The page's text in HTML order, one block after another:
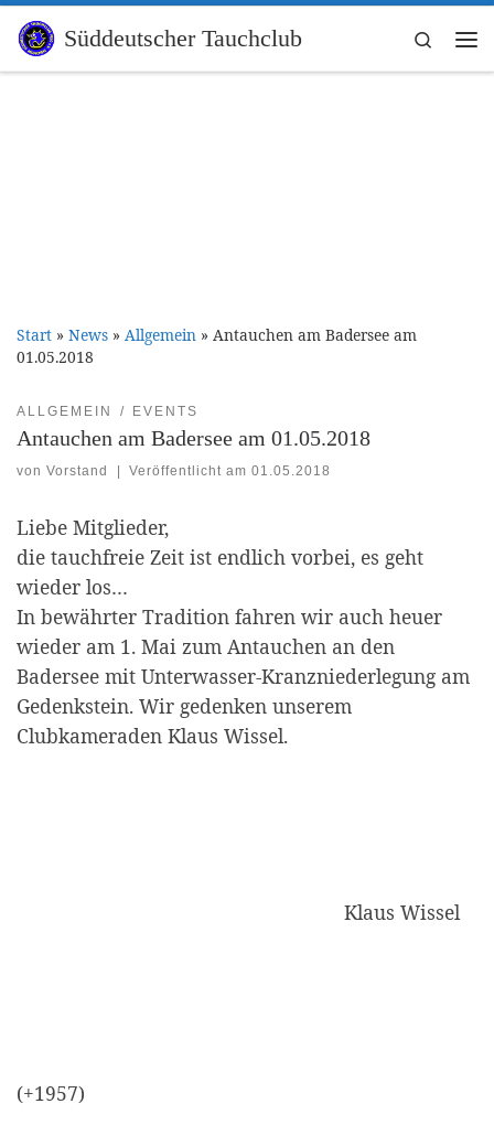
Zum Inhalt springen
Süddeutscher Tauchclub
Search
Start » News » Allgemein » Antauchen am Badersee am
01.05.2018
ALLGEMEIN EVENTS
Antauchen am Badersee am 01.05.2018
von Vorstand Veröffentlicht am01.05.2018
Liebe Mitglieder,
die tauchfreie Zeit ist endlich vorbei, es geht
wieder los…
In bewährter Tradition fahren wir auch heuer
wieder am 1. Mai zum Antauchen an den
Badersee mit Unterwasser-Kranzniederlegung am
Gedenkstein. Wir gedenken unserem
Clubkameraden Klaus Wissel.
Klaus Wissel
(+1957)